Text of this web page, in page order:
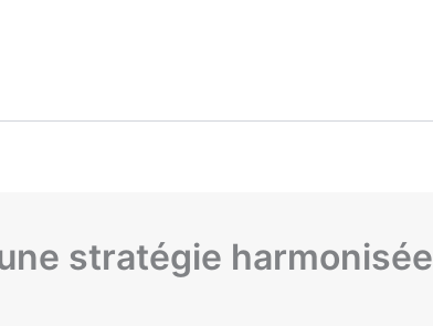
stratégie harmonisée